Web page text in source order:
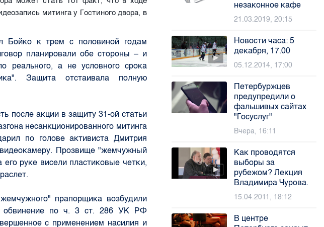
митинга у Гостиного двора, в
Бойко к трем с половиной годам
планировали обе стороны – и
реального, а не условного срока
Защита отстаивала полную
после акции в защиту 31-ой статьи
несанкционированного митинга
по голове активиста Дмитрия
Прозвище "жемчужный
руке висели пластиковые четки,
прапорщика возбудили
обвинение по ч. 3 ст. 286 УК РФ
с применением насилия и
незаконное кафе
21.03.2019, 20:15
Новости часа: 5
декабря, 17.00
05.12.2014, 17:00
Петербуржцев
предупредили о
фальшивых сайтах
"Госуслуг"
Вчера, 16:11
Как проводятся
выборы за
рубежом? Лекция
Владимира Чурова.
15.04.2011, 18:12
В центре